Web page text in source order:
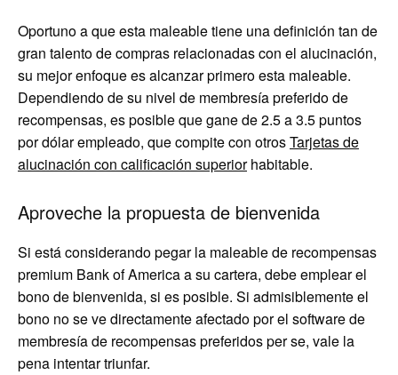
Oportuno a que esta maleable tiene una definición tan de
gran talento de compras relacionadas con el alucinación,
su mejor enfoque es alcanzar primero esta maleable.
Dependiendo de su nivel de membresía preferido de
recompensas, es posible que gane de 2.5 a 3.5 puntos
por dólar empleado, que compite con otrosTarjetas de
alucinación con calificación superiorhabitable.
Aproveche la propuesta de bienvenida
Si está considerando pegar la maleable de recompensas
premium Bank of America a su cartera, debe emplear el
bono de bienvenida, si es posible. Si admisiblemente el
bono no se ve directamente afectado por el software de
membresía de recompensas preferidos per se, vale la
pena intentar triunfar.